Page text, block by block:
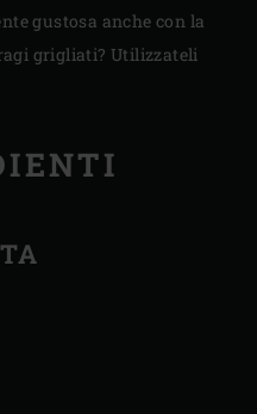
gustosa anche con la
grigliati? Utilizzateli